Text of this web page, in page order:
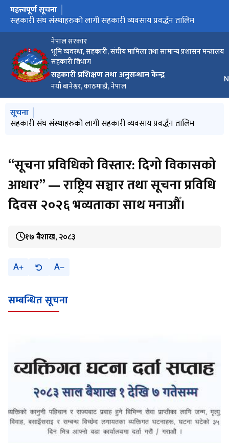
नेपाल सरकार
भूमि व्यवस्था, सहकारी, संघीय मामिला तथा सामान्य प्रशासन मन्त्रालय
सहकारी विभाग
सहकारी प्रशिक्षण तथा अनुसन्धान केन्द्र
नयाँ बानेश्वर, काठमाडौ, नेपाल
मुख्य नेभिगेसनमा जानुहोस्
महत्त्वपूर्ण सूचना
सहकारी सम्बन्धी विषय विज्ञ (रोस्टर) सूची
सहकारी संघ संस्थाहरुको लागी सहकारी व्यवसाय प्रवर्द्धन तालिम
सहकारी सम्बन्धी लेख रचना उपलब्ध गराउने सम्बन्धी सूचना
मुख्य नेभिगेसनमा जानुहोस्
सूचना
सहकारी सम्बन्धी विषय विज्ञ (रोस्टर) सूची
सहकारी संघ संस्थाहरुको लागी सहकारी व्यवसाय प्रवर्द्धन तालिम
सहकारी सम्बन्धी लेख रचना उपलब्ध गराउने सम्बन्धी सूचना
“सूचना प्रविधिको विस्तार: दिगो विकासको
आधार” — राष्ट्रिय सञ्चार तथा सूचना प्रविधि
दिवस २०२६ भव्यताका साथ मनाऔँ।
१७ बैशाख, २०८३
A A
सम्बन्धित सूचना